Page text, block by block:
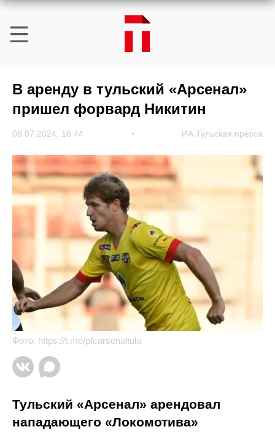
В аренду в тульский «Арсенал»
пришел форвард Никитин
08.07.2024, 16:44 ИА Тульская пресса
Фото: https://t.me/pfcarsenaltula
Тульский «Арсенал» арендовал
нападающего «Локомотива»